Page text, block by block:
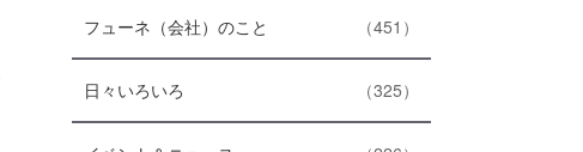
リ
ー
フューネ（会社）のこと
ー
451
日々いろいろ 325